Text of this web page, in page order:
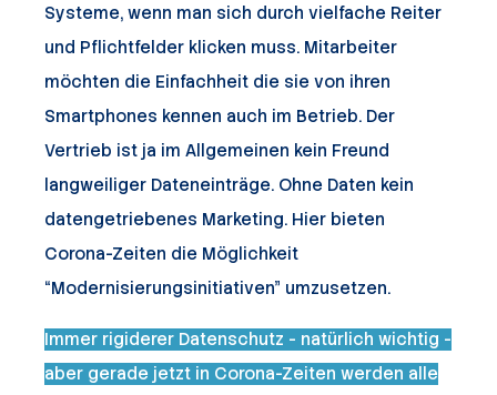
Systeme, wenn man sich durch vielfache Reiter
und Pflichtfelder klicken muss. Mitarbeiter
möchten die Einfachheit die sie von ihren
Smartphones kennen auch im Betrieb. Der
Vertrieb ist ja im Allgemeinen kein Freund
langweiliger Dateneinträge. Ohne Daten kein
datengetriebenes Marketing. Hier bieten
Corona-Zeiten die Möglichkeit
“Modernisierungsinitiativen” umzusetzen.
Immer rigiderer Datenschutz - natürlich wichtig -
aber gerade jetzt in Corona-Zeiten werden alle